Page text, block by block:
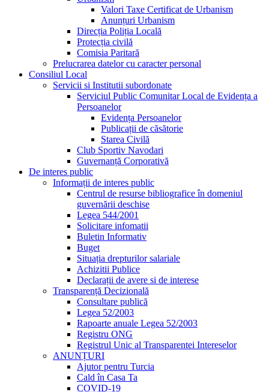
Valori Taxe Certificat de Urbanism
Anunțuri Urbanism
Direcția Poliția Locală
Protecția civilă
Comisia Paritară
Prelucrarea datelor cu caracter personal
Consiliul Local
Servicii si Institutii subordonate
Serviciul Public Comunitar Local de Evidența a
Persoanelor
Evidența Persoanelor
Publicații de căsătorie
Starea Civilă
Club Sportiv Navodari
Guvernanță Corporativă
De interes public
Informații de interes public
Centrul de resurse bibliografice în domeniul
guvernării deschise
Legea 544/2001
Solicitare infomatii
Buletin Informativ
Buget
Situația drepturilor salariale
Achizitii Publice
Declarații de avere si de interese
Transparență Decizională
Consultare publică
Legea 52/2003
Rapoarte anuale Legea 52/2003
Registru ONG
Registrul Unic al Transparentei Intereselor
ANUNȚURI
Ajutor pentru Turcia
Cald în Casa Ta
COVID-19